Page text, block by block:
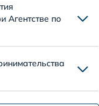
Агентстве по